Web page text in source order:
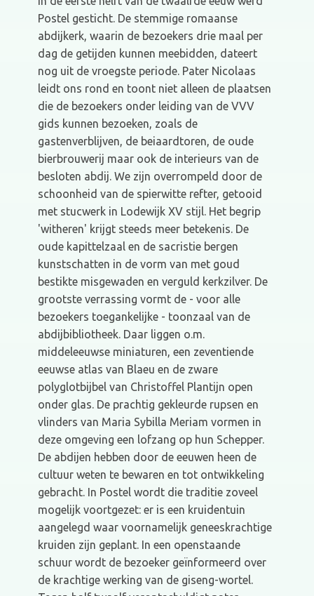
Postel gesticht. De stemmige romaanse
abdijkerk, waarin de bezoekers drie maal per
dag de getijden kunnen meebidden, dateert
nog uit de vroegste periode. Pater Nicolaas
leidt ons rond en toont niet alleen de plaatsen
die de bezoekers onder leiding van de VVV
gids kunnen bezoeken, zoals de
gastenverblijven, de beiaardtoren, de oude
bierbrouwerij maar ook de interieurs van de
besloten abdij. We zijn overrompeld door de
schoonheid van de spierwitte refter, getooid
met stucwerk in Lodewijk XV stijl. Het begrip
'witheren' krijgt steeds meer betekenis. De
oude kapittelzaal en de sacristie bergen
kunstschatten in de vorm van met goud
bestikte misgewaden en verguld kerkzilver. De
grootste verrassing vormt de - voor alle
bezoekers toegankelijke - toonzaal van de
abdijbibliotheek. Daar liggen o.m.
middeleeuwse miniaturen, een zeventiende
eeuwse atlas van Blaeu en de zware
polyglotbijbel van Christoffel Plantijn open
onder glas. De prachtig gekleurde rupsen en
vlinders van Maria Sybilla Meriam vormen in
deze omgeving een lofzang op hun Schepper.
De abdijen hebben door de eeuwen heen de
cultuur weten te bewaren en tot ontwikkeling
gebracht. In Postel wordt die traditie zoveel
mogelijk voortgezet: er is een kruidentuin
aangelegd waar voornamelijk geneeskrachtige
kruiden zijn geplant. In een openstaande
schuur wordt de bezoeker geïnformeerd over
de krachtige werking van de giseng-wortel.